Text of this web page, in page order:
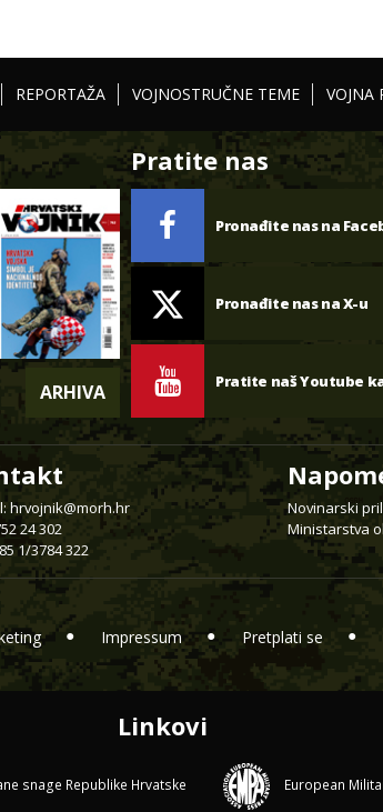
REPORTAŽA VOJNOSTRUČNE TEME VOJNA
ARHIVA
Pratite nas
Pronađite nas na
Pronađite nas na X-u
Pratite naš Youtube
hrvojnik@morh.hr
24 302
1/3784 322
Novinarski
Ministarstva
Impressum Pretplati se
Linkovi
snage Republike Hrvatske European